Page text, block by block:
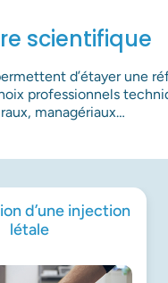
scientifique
d’étayer une
professionnels
managériaux…
d’une injection
létale